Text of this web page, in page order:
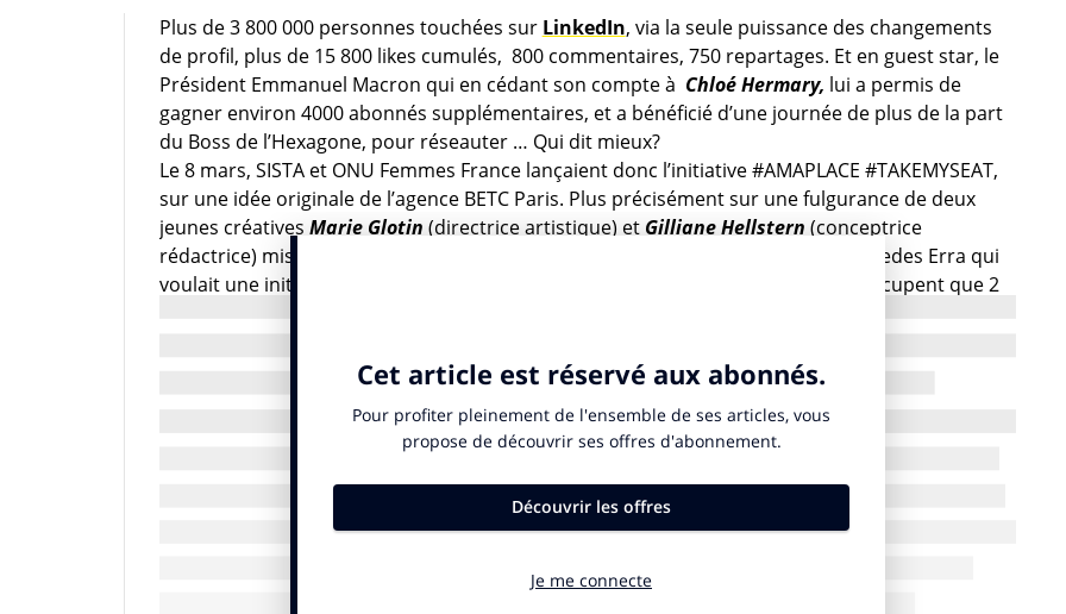
Plus de 3 800 000 personnes touchées sur LinkedIn, via la seule puissance des changements
de profil, plus de 15 800 likes cumulés, 800 commentaires, 750 repartages. Et en guest star, le
Président Emmanuel Macron qui en cédant son compte à Chloé Hermary, lui a permis de
gagner environ 4000 abonnés supplémentaires, et a bénéficié d’une journée de plus de la part
du Boss de l’Hexagone, pour réseauter … Qui dit mieux?
Le8 mars, SISTA et ONU Femmes France lançaientdonc l’initiative#AMAPLACE #TAKEMYSEAT,
sur une idée originale de l’agence BETC Paris. Plus précisément sur une fulgurance de deux
jeunes créatives Marie Glotin (directrice artistique) etGilliane Hellstern (conceptrice
rédactrice) mises sur ce « coup », trois semaines à peine avant le D day par Mercedes Erra qui
voulait une initiative qui ait de la gueule et de l’impact.
Les femmes n’occupent que 2
étudiantes porteuses de projets, CDOs, développeuses ,qui ontle plus besoin de visibilité
est THE réseau professionnel par excellence.C’est là, qu’il faut aller faire du bruit.